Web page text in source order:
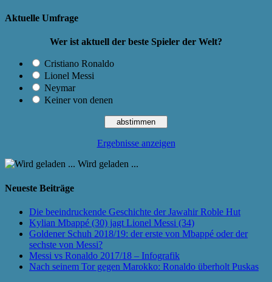
Aktuelle Umfrage
Wer ist aktuell der beste Spieler der Welt?
Cristiano Ronaldo
Lionel Messi
Neymar
Keiner von denen
Ergebnisse anzeigen
Wird geladen ...
Neueste Beiträge
Die beeindruckende Geschichte der Jawahir Roble Hut
Kylian Mbappé (30) jagt Lionel Messi (34)
Goldener Schuh 2018/19: der erste von Mbappé oder der
sechste von Messi?
Messi vs Ronaldo 2017/18 – Infografik
Nach seinem Tor gegen Marokko: Ronaldo überholt Puskas